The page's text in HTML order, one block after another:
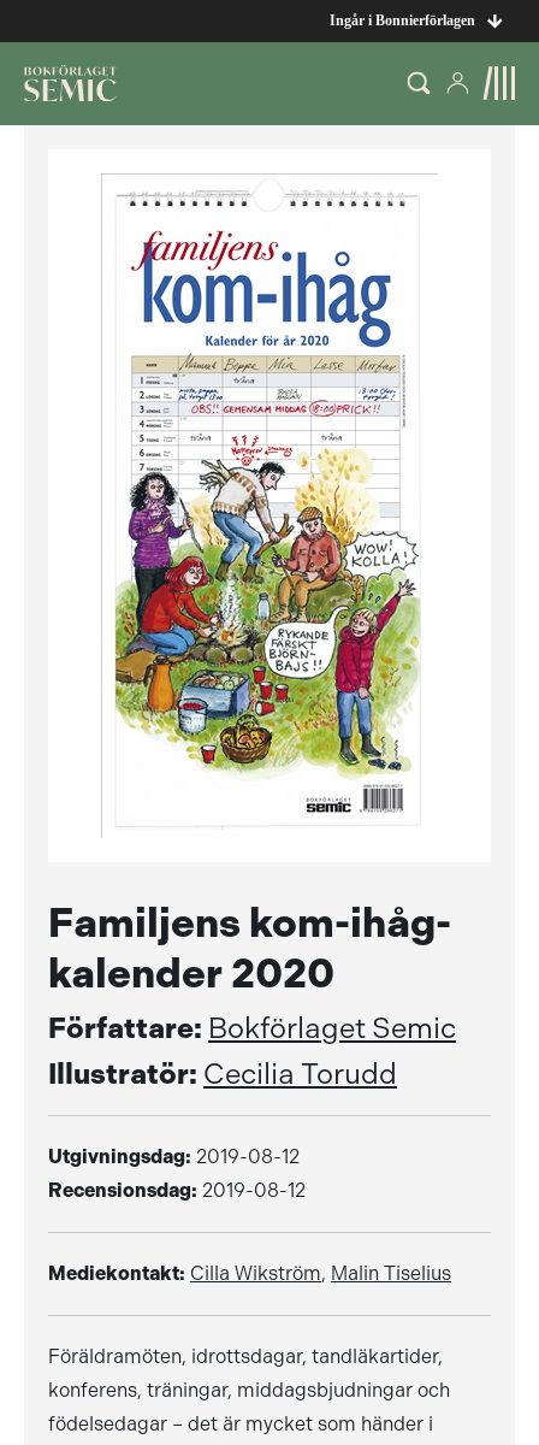
Ingår i Bonnierförlagen
Familjens kom-ihåg-
kalender 2020
Författare: Bokförlaget Semic
Illustratör: Cecilia Torudd
Utgivningsdag: 2019-08-12
Recensionsdag: 2019-08-12
Mediekontakt: Cilla Wikström, Malin Tiselius
Föräldramöten, idrottsdagar, tandläkartider,
konferens, träningar, middagsbjudningar och
födelsedagar – det är mycket som händer i